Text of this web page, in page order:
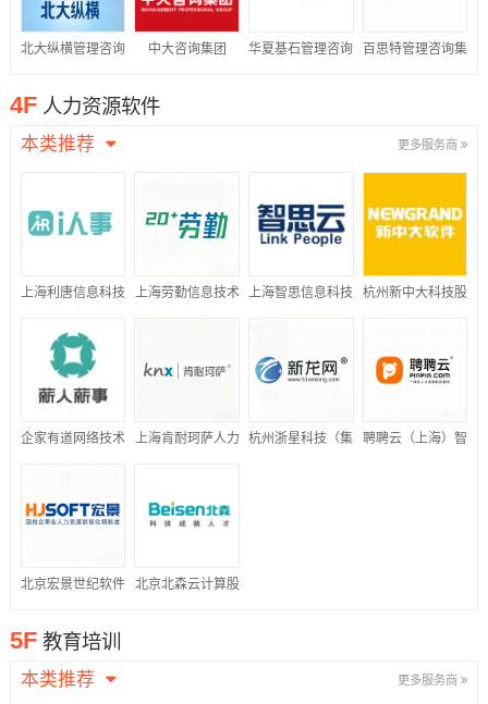
北大纵横管理咨询 中大咨询集团 华夏基石管理咨询 百思特管理咨询集
4F 人力资源软件
本类推荐 更多服务商
上海利唐信息科技 上海劳勤信息技术 上海智思信息科技 杭州新中大科技股
企家有道网络技术 上海肯耐珂萨人力
公司
杭州浙星科技（集 聘聘云（上海）智
北京宏景世纪软件 北京北森云计算股
5F 教育培训
本类推荐 更多服务商